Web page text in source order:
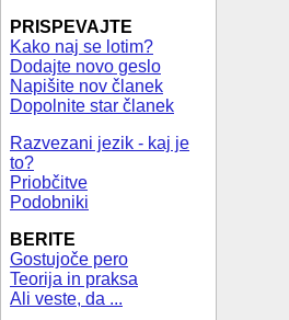
PRISPEVAJTE
Kako naj se lotim?
Dodajte novo geslo
Napišite nov članek
Dopolnite star članek
Razvezani jezik - kaj je
to?
Priobčitve
Podobniki
BERITE
Gostujoče pero
Teorija in praksa
Ali veste, da ...